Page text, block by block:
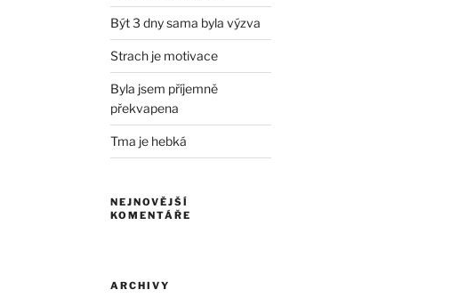
Být 3 dny sama byla výzva
Strach je motivace
Byla jsem příjemně
překvapena
Tma je hebká
NEJNOVĚJŠÍ
KOMENTÁŘE
ARCHIVY